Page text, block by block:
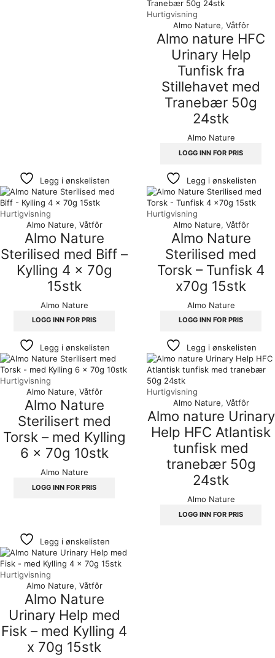
Hurtigvisning
Almo Nature, Våtfôr
Almo nature HFC
Urinary Help
Tunfisk fra
Stillehavet med
Tranebær 50g
24stk
Almo Nature
LOGG INN FOR PRIS
Legg i ønskelisten
Hurtigvisning
Almo Nature, Våtfôr
Almo Nature
Sterilised med Biff –
Kylling 4 x 70g
15stk
Almo Nature
LOGG INN FOR PRIS
Legg i ønskelisten
Hurtigvisning
Almo Nature, Våtfôr
Almo Nature
Sterilised med
Torsk – Tunfisk 4
x70g 15stk
Almo Nature
LOGG INN FOR PRIS
Legg i ønskelisten
Hurtigvisning
Almo Nature, Våtfôr
Almo Nature
Sterilisert med
Torsk – med Kylling
6 x 70g 10stk
Almo Nature
LOGG INN FOR PRIS
Legg i ønskelisten
Hurtigvisning
Almo Nature, Våtfôr
Almo nature Urinary
Help HFC Atlantisk
tunfisk med
tranebær 50g
24stk
Almo Nature
LOGG INN FOR PRIS
Legg i ønskelisten
Hurtigvisning
Almo Nature, Våtfôr
Almo Nature
Urinary Help med
Fisk – med Kylling 4
x 70g 15stk